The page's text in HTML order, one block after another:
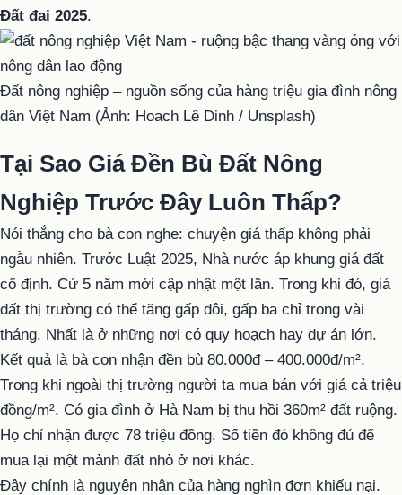
Đất đai 2025.
Đất nông nghiệp – nguồn sống của hàng triệu gia đình nông
dân Việt Nam (Ảnh: Hoach Lê Dinh / Unsplash)
Tại Sao Giá Đền Bù Đất Nông
Nghiệp Trước Đây Luôn Thấp?
Nói thẳng cho bà con nghe: chuyện giá thấp không phải
ngẫu nhiên. Trước Luật 2025, Nhà nước áp khung giá đất
cố định. Cứ 5 năm mới cập nhật một lần. Trong khi đó, giá
đất thị trường có thể tăng gấp đôi, gấp ba chỉ trong vài
tháng. Nhất là ở những nơi có quy hoạch hay dự án lớn.
Kết quả là bà con nhận đền bù 80.000đ – 400.000đ/m².
Trong khi ngoài thị trường người ta mua bán với giá cả triệu
đồng/m². Có gia đình ở Hà Nam bị thu hồi 360m² đất ruộng.
Họ chỉ nhận được 78 triệu đồng. Số tiền đó không đủ để
mua lại một mảnh đất nhỏ ở nơi khác.
Đây chính là nguyên nhân của hàng nghìn đơn khiếu nại.